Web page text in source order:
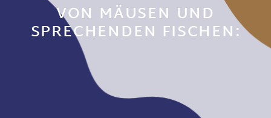
VON MÄUSEN UND
SPRECHENDEN FISCHEN: